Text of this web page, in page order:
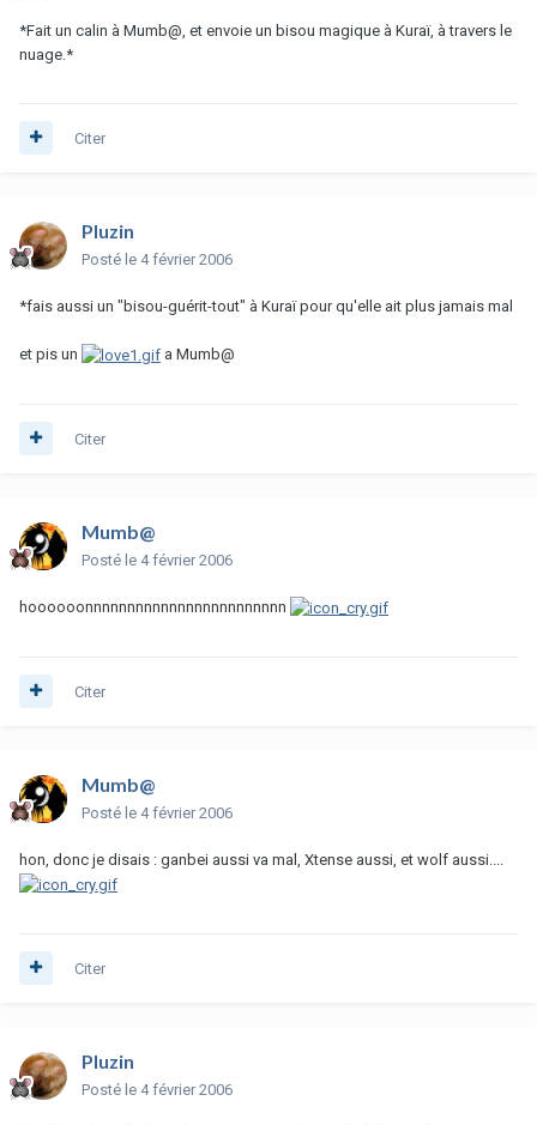
*Fait un calin à Mumb@, et envoie un bisou magique à Kuraï, à travers le
nuage.*
Citer
Pluzin
Posté le 4 février 2006
*fais aussi un "bisou-guérit-tout" à Kuraï pour qu'elle ait plus jamais mal
et pis un a Mumb@
Citer
Mumb@
Posté le 4 février 2006
hoooooonnnnnnnnnnnnnnnnnnnnnnnn
Citer
Mumb@
Posté le 4 février 2006
hon, donc je disais : ganbei aussi va mal, Xtense aussi, et wolf aussi....
Citer
Pluzin
Posté le 4 février 2006